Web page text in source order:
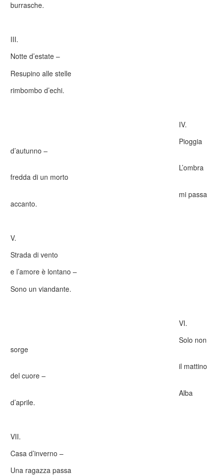
burrasche.
III.
Notte d’estate –
Resupino alle stelle
rimbombo d’echi.
IV.
Pioggia
d’autunno –
L’ombra
fredda di un morto
mi passa
accanto.
V.
Strada di vento
e l’amore è lontano –
Sono un viandante.
VI.
Solo non
sorge
il mattino
del cuore –
Alba
d’aprile.
VII.
Casa d’inverno –
Una ragazza passa